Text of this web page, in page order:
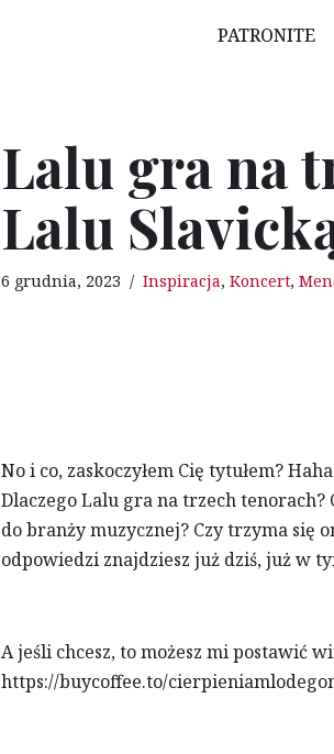
PATRONITE
Lalu gra na
Lalu
6 grudnia, 2023 Inspiracja, Koncert,
No i co, zaskoczyłem Cię tytułem?
Dlaczego Lalu gra na trzech
do branży muzycznej? Czy trzyma się
odpowiedzi znajdziesz już dziś, już w
A jeśli chcesz, to możesz mi postawić
https://buycoffee.to/